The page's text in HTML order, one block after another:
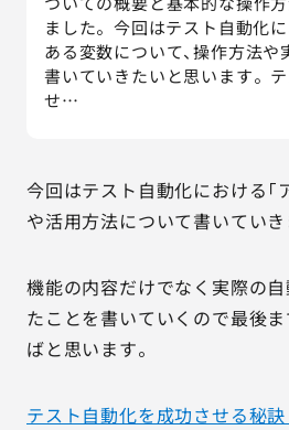
ました。 今回はテスト自動化
ある変数について、操作方法
書いていきたいと思います。
せ…
今回はテスト自動化における「
や活用方法について書いていき
機能の内容だけでなく実際の
たことを書いていくので最後
ばと思います。
テスト自動化を成功させる秘